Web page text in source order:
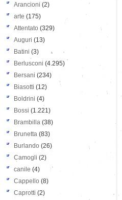
Arancioni (2)
arte (175)
Attentato (329)
Auguri (13)
Batini (3)
Berlusconi (4.295)
Bersani (234)
Biasotti (12)
Boldrini (4)
Bossi (1.221)
Brambilla (38)
Brunetta (83)
Burlando (26)
Camogli (2)
canile (4)
Cappello (8)
Caprotti (2)